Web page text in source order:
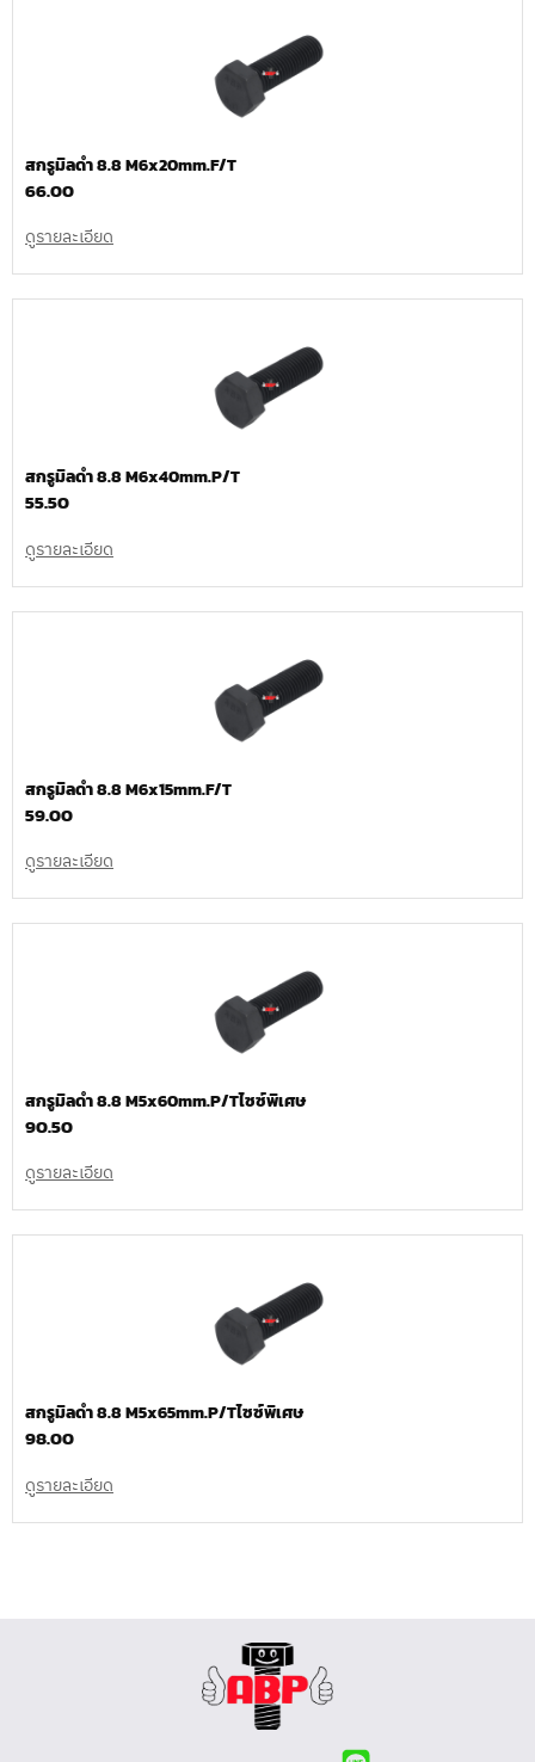
สกรูมิลดำ 8.8 M6x20mm.F/T
66.00
ดูรายละเอียด
สกรูมิลดำ 8.8 M6x40mm.P/T
55.50
ดูรายละเอียด
สกรูมิลดำ 8.8 M6x15mm.F/T
59.00
ดูรายละเอียด
สกรูมิลดำ 8.8 M5x60mm.P/Tไซซ์พิเศษ
90.50
ดูรายละเอียด
สกรูมิลดำ 8.8 M5x65mm.P/Tไซซ์พิเศษ
98.00
ดูรายละเอียด